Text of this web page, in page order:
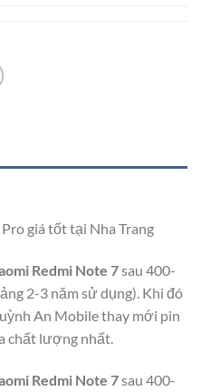
giá tốt tại Nha Trang
Redmi Note 7sau 400-
2-3 năm sử dụng). Khi đó
An Mobile thay mới pin
chất lượng nhất.
Redmi Note 7sau 400-